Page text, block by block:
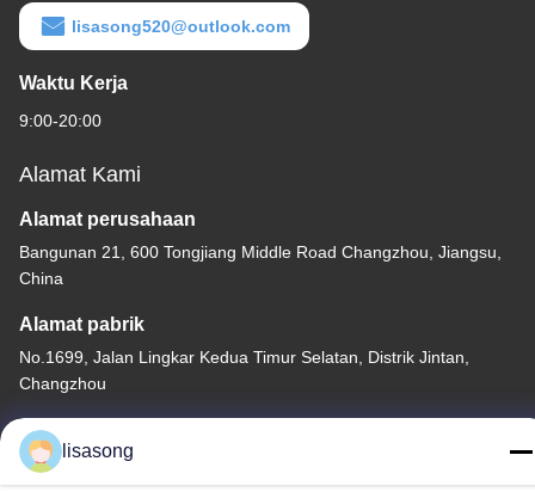
lisasong520@outlook.com
Waktu Kerja
9:00-20:00
Alamat Kami
Alamat perusahaan
Bangunan 21, 600 Tongjiang Middle Road Changzhou, Jiangsu,
China
Alamat pabrik
No.1699, Jalan Lingkar Kedua Timur Selatan, Distrik Jintan,
Changzhou
Tel
86--18112317931
lisasong